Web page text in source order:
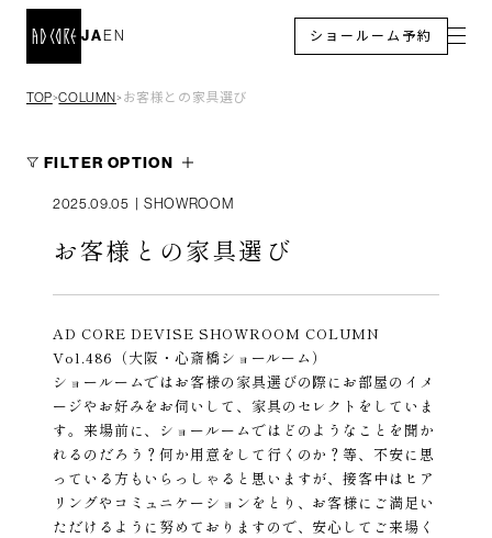
EN
JA ショールーム予約
TOP＞COLUMN＞ お客様との家具選び
FILTER OPTION
2025.09.05 SHOWROOM
お客様との家具選び
AD CORE DEVISE SHOWROOM COLUMN
Vol.486（大阪・心斎橋ショールーム）
ショールームではお客様の家具選びの際にお部屋のイメ
ージやお好みをお伺いして、家具のセレクトをしていま
す。来場前に、ショールームではどのようなことを聞か
れるのだろう？何か用意をして行くのか？等、不安に思
っている方もいらっしゃると思いますが、接客中はヒア
リングやコミュニケーションをとり、お客様にご満足い
ただけるように努めておりますので、安心してご来場く